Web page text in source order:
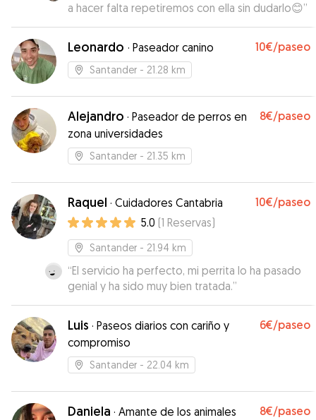
a hacer falta repetiremos con ella sin dudarlo😊”
Leonardo · Paseador canino 10€/paseo
Santander - 21.28 km
Alejandro · Paseador de perros en
zona universidades
8€/paseo
Santander - 21.35 km
Raquel · Cuidadores Cantabria 10€/paseo
5.0 (1 Reservas)
Santander - 21.94 km
“El servicio ha perfecto, mi perrita lo ha pasado
genial y ha sido muy bien tratada.”
Luis · Paseos diarios con cariño y
compromiso
6€/paseo
Santander - 22.04 km
Daniela · Amante de los animales 8€/paseo